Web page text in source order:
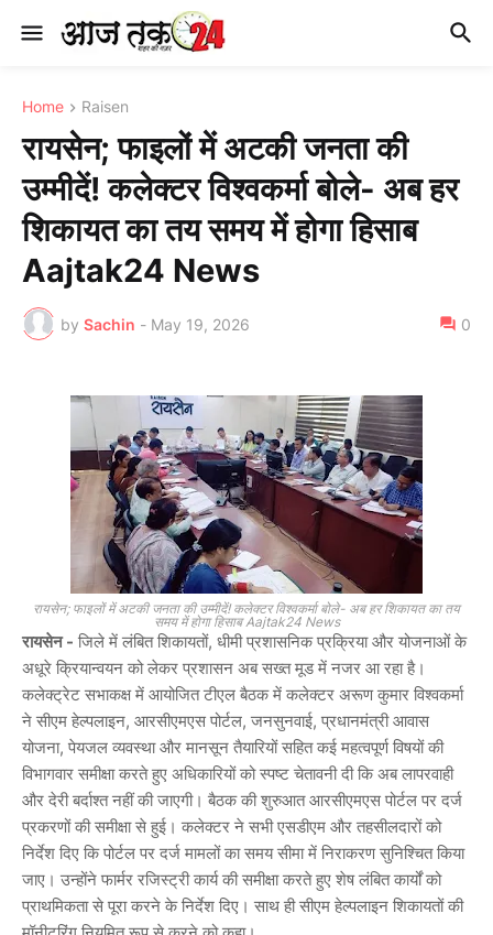
Home Raisen
रायसेन; फाइलों में अटकी जनता की
उम्मीदें! कलेक्टर विश्वकर्मा बोले- अब हर
शिकायत का तय समय में होगा हिसाब
Aajtak24 News
by Sachin - May 19, 2026 0
रायसेन; फाइलों में अटकी जनता की उम्मीदें! कलेक्टर विश्वकर्मा बोले- अब हर शिकायत का तय
समय में होगा हिसाब Aajtak24 News
रायसेन - जिले में लंबित शिकायतों, धीमी प्रशासनिक प्रक्रिया और योजनाओं के
अधूरे क्रियान्वयन को लेकर प्रशासन अब सख्त मूड में नजर आ रहा है।
कलेक्ट्रेट सभाकक्ष में आयोजित टीएल बैठक में कलेक्टर अरूण कुमार विश्वकर्मा
ने सीएम हेल्पलाइन, आरसीएमएस पोर्टल, जनसुनवाई, प्रधानमंत्री आवास
योजना, पेयजल व्यवस्था और मानसून तैयारियों सहित कई महत्वपूर्ण विषयों की
विभागवार समीक्षा करते हुए अधिकारियों को स्पष्ट चेतावनी दी कि अब लापरवाही
और देरी बर्दाश्त नहीं की जाएगी। बैठक की शुरुआत आरसीएमएस पोर्टल पर दर्ज
प्रकरणों की समीक्षा से हुई। कलेक्टर ने सभी एसडीएम और तहसीलदारों को
निर्देश दिए कि पोर्टल पर दर्ज मामलों का समय सीमा में निराकरण सुनिश्चित किया
जाए। उन्होंने फार्मर रजिस्ट्री कार्य की समीक्षा करते हुए शेष लंबित कार्यों को
प्राथमिकता से पूरा करने के निर्देश दिए। साथ ही सीएम हेल्पलाइन शिकायतों की